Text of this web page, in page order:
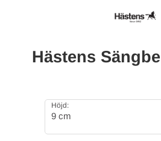
Hästens
Höjd:
9 cm